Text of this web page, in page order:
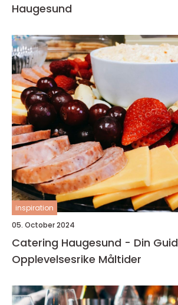
Haugesund
inspiration
05. October 2024
Catering Haugesund - Din
Opplevelsesrike Måltider